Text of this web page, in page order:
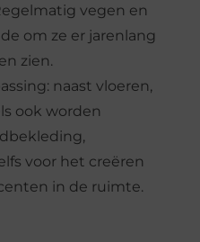
vegen en
om ze er jarenlang
zien.
naast vloeren,
ook worden
voor het creëren
in de ruimte.